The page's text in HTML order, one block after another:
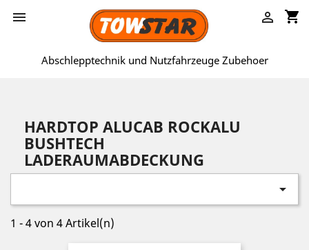
 shopping_cart

Abschlepptechnik und Nutzfahrzeuge Zubehoer
HARDTOP ALUCAB ROCKALU
BUSHTECH
LADERAUMABDECKUNG

1 - 4 von 4 Artikel(n)